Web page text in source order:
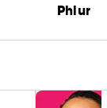
Phlur